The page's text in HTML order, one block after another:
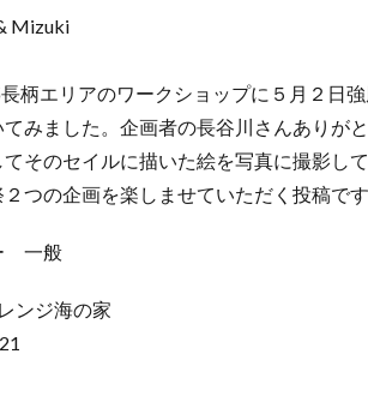
Mizuki
柄エリアのワークショップに５月２日
てみました。企画者の長谷川さんありが
てそのセイルに描いた絵を写真に撮影し
つの企画を楽しませていただく投稿です
一般
ンジ海の家